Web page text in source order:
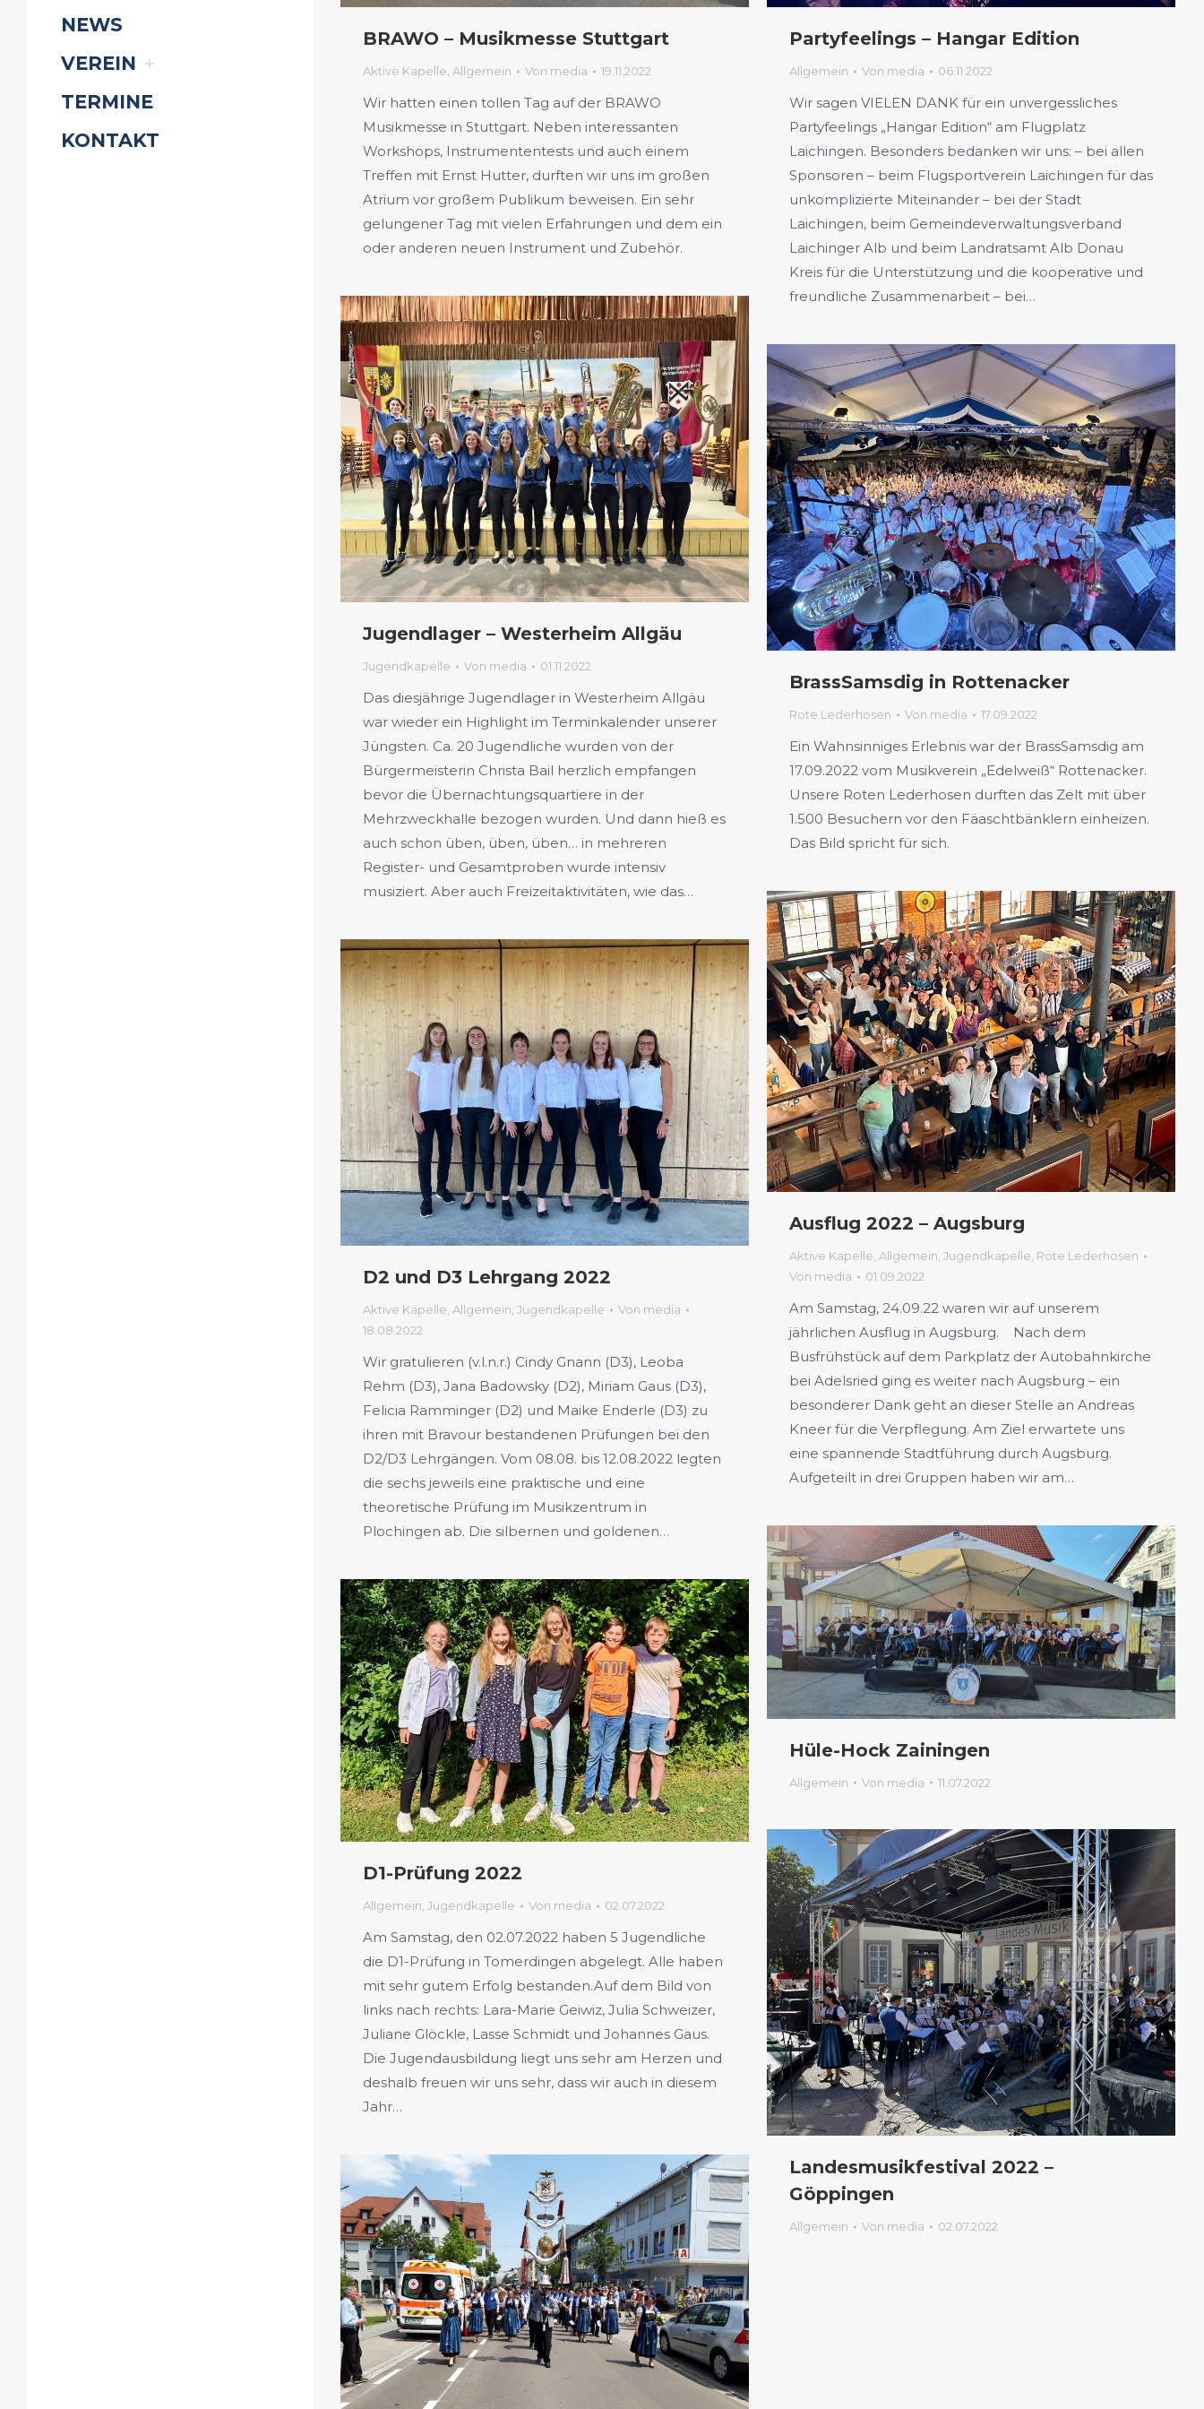
NEWS
VEREIN
TERMINE
KONTAKT
BRAWO – Musikmesse Stuttgart
Aktive Kapelle Allgemein Von media 19.11.2022
Wir hatten einen tollen Tag auf der BRAWO
Musikmesse in Stuttgart. Neben interessanten
Workshops, Instrumententests und auch einem
Treffen mit Ernst Hutter, durften wir uns im großen
Atrium vor großem Publikum beweisen. Ein sehr
gelungener Tag mit vielen Erfahrungen und dem ein
oder anderen neuen Instrument und Zubehör.
Partyfeelings – Hangar Edition
Allgemein Von media 06.11.2022
Wir sagen VIELEN DANK für ein unvergessliches
Partyfeelings „Hangar Edition“ am Flugplatz
Laichingen. Besonders bedanken wir uns: – bei allen
Sponsoren – beim Flugsportverein Laichingen für das
unkomplizierte Miteinander – bei der Stadt
Laichingen, beim Gemeindeverwaltungsverband
Laichinger Alb und beim Landratsamt Alb Donau
Kreis für die Unterstützung und die kooperative und
freundliche Zusammenarbeit – bei…
Jugendlager – Westerheim Allgäu
Jugendkapelle Von media 01.11.2022
Das diesjährige Jugendlager in Westerheim Allgäu
war wieder ein Highlight im Terminkalender unserer
Jüngsten. Ca. 20 Jugendliche wurden von der
Bürgermeisterin Christa Bail herzlich empfangen
bevor die Übernachtungsquartiere in der
Mehrzweckhalle bezogen wurden. Und dann hieß es
auch schon üben, üben, üben… in mehreren
Register- und Gesamtproben wurde intensiv
musiziert. Aber auch Freizeitaktivitäten, wie das…
BrassSamsdig in Rottenacker
Rote Lederhosen Von media 17.09.2022
Ein Wahnsinniges Erlebnis war der BrassSamsdig am
17.09.2022 vom Musikverein „Edelweiß“ Rottenacker.
Unsere Roten Lederhosen durften das Zelt mit über
1.500 Besuchern vor den Fäaschtbänklern einheizen.
Das Bild spricht für sich.
Ausflug 2022 – Augsburg
Aktive Kapelle, Allgemein, Jugendkapelle, Rote Lederhosen
Von media 01.09.2022
Am Samstag, 24.09.22 waren wir auf unserem
jährlichen Ausflug in Augsburg. Nach dem
Busfrühstück auf dem Parkplatz der Autobahnkirche
bei Adelsried ging es weiter nach Augsburg – ein
besonderer Dank geht an dieser Stelle an Andreas
Kneer für die Verpflegung. Am Ziel erwartete uns
eine spannende Stadtführung durch Augsburg.
Aufgeteilt in drei Gruppen haben wir am…
D2 und D3 Lehrgang 2022
Aktive Kapelle Allgemein Jugendkapelle Von media
18.08.2022
Wir gratulieren (v.l.n.r.) Cindy Gnann (D3), Leoba
Rehm (D3), Jana Badowsky (D2), Miriam Gaus (D3),
Felicia Ramminger (D2) und Maike Enderle (D3) zu
ihren mit Bravour bestandenen Prüfungen bei den
D2/D3 Lehrgängen. Vom 08.08. bis 12.08.2022 legten
die sechs jeweils eine praktische und eine
theoretische Prüfung im Musikzentrum in
Plochingen ab. Die silbernen und goldenen…
Hüle-Hock Zainingen
Allgemein Von media 11.07.2022
D1-Prüfung 2022
Allgemein, Jugendkapelle Von media 02.07.2022
Am Samstag, den 02.07.2022 haben 5 Jugendliche
die D1-Prüfung in Tomerdingen abgelegt. Alle haben
mit sehr gutem Erfolg bestanden.Auf dem Bild von
links nach rechts: Lara-Marie Geiwiz, Julia Schweizer,
Juliane Glöckle, Lasse Schmidt und Johannes Gaus.
Die Jugendausbildung liegt uns sehr am Herzen und
deshalb freuen wir uns sehr, dass wir auch in diesem
Jahr…
Landesmusikfestival 2022 –
Göppingen
Allgemein Von media 02.07.2022